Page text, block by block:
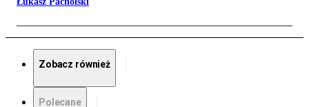
Zobacz również
Polecane